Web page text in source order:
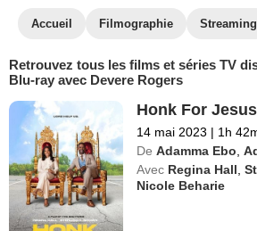
Accueil Filmographie Streaming
Retrouvez tous les films et séries TV
Blu-ray avec Devere Rogers
Honk For
14 mai 2023 | 1h
De Adamma Ebo ,
Avec Regina Hall ,
Nicole Beharie